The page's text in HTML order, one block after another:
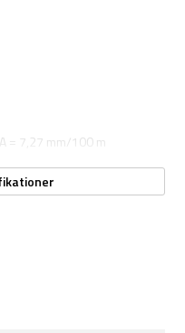
= 7,27 mm/100 m